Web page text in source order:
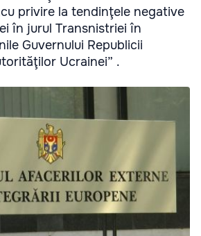
privire la tendinţele negative
în jurul Transnistriei în
Guvernului Republicii
Ucrainei” .